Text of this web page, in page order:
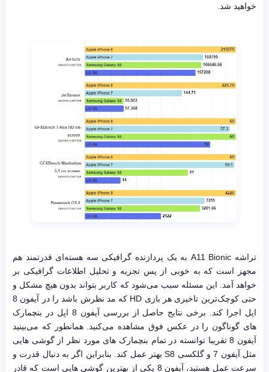
خواهید شد.
تراشه A11 Bionic به یک پردازنده گرافیکی سه هسته‌ای قدرتمند هم
مجهز است که به خوبی از پس تجزیه و تحلیل اطلاعات گرافیکی بر
خواهد آمد. این مسئله سبب می‌شود که کاربر بتواند بدون هیچ مشکل و
حتی کوچک‌ترین تاخیری هر بازی HD که مد نظرش باشد را در آیفون 8
اپل اجرا کند. برخی نتایج حاصل از بررسی آیفون 8 اپل در بنچمارک
های گوناگون را در عکس فوق مشاهده می‌کنید. همانطور که می‌بینید
آیفون 8 تقریبا توانسته در تمام بنچمارک های مورد نظر از گوشی هایی
مثل آیفون 7 و گلکسی S8 بهتر عمل کند. بنابراین اگر به دنبال قدرت و
سرعت عمل هستید، آیفون 8 یکی از بهترین گوشی هایی است که قادر